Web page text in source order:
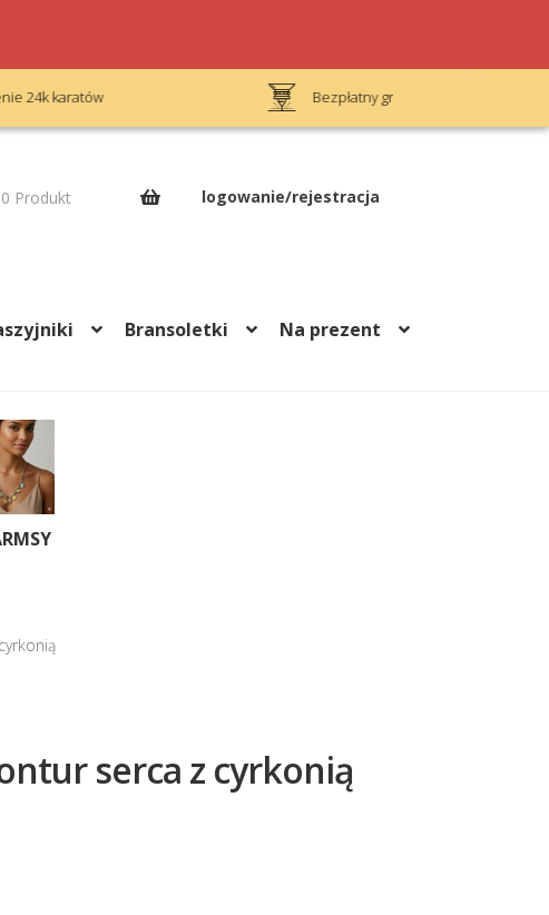
Bezpłatny grawerunek
logowanie/rejestracja
Bransoletki Na prezent
0 Produkt
serca z cyrkonią